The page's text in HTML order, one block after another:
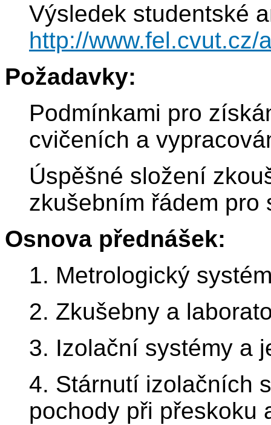
Výsledek studentské
http://www.fel.cvut.cz/
Požadavky:
Podmínkami pro
cvičeních a
Úspěšné složení
zkušebním řádem pro
Osnova přednášek:
1. Metrologický
2. Zkušebny a
3. Izolační systémy a
4. Stárnutí izolačních
pochody při přeskoku